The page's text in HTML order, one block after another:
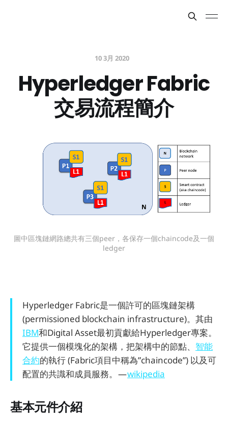
10 3月 2020
Hyperledger Fabric
交易流程簡介
圖中區塊鏈網路總共有三個peer，各保存一個chaincode及一個
ledger
Hyperledger Fabric是一個許可的區塊鏈架構
(permissioned blockchain infrastructure)。其由
IBM和Digital Asset最初貢獻給Hyperledger專案。
它提供一個模塊化的架構，把架構中的節點、 智能
合約的執行 (Fabric項目中稱為”chaincode”) 以及可
配置的共識和成員服務。 —wikipedia
基本元件介紹